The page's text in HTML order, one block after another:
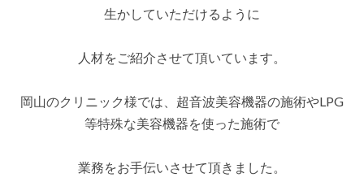
遣
生かしていただけるように
人材をご紹介させて頂いています。
岡山のクリニック様では、超音波美容機器の施術やLPG
等特殊な美容機器を使った施術で
業務をお手伝いさせて頂きました。